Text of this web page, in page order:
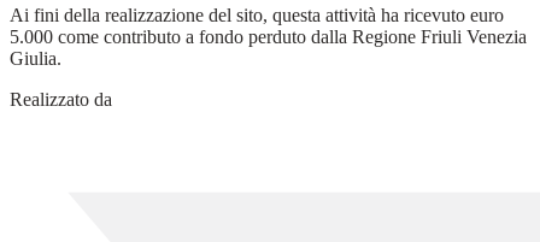
Ai fini della realizzazione del sito, questa attività ha ricevuto euro
5.000 come contributo a fondo perduto dalla Regione Friuli Venezia
Giulia.
Realizzato da